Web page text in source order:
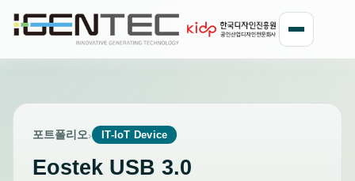
포트폴리오› IT-IoT Device
Eostek USB 3.0